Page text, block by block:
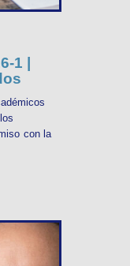
1 |
con la